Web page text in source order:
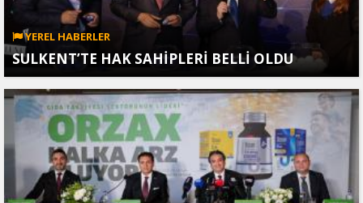
YEREL HABERLER
SULKENT’TE HAK SAHİPLERİ BELLİ OLDU